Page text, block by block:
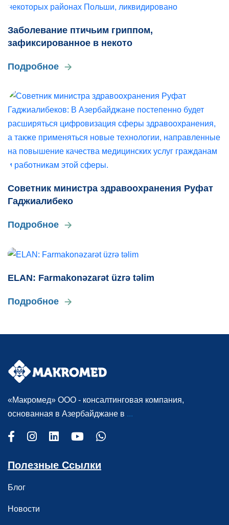
Заболевание птичьим гриппом,
зафиксированное в некото
Подробное
Советник министра здравоохранения Руфат
Гаджиалибеко
Подробное
ELAN: Farmakonəzarət üzrə təlim
Подробное
«Макромед» ООО - консалтинговая компания,
основанная в Азербайджане в ...
Полезные Ссылки
Блог
Новости